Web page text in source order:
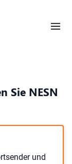
Sie NESN
und